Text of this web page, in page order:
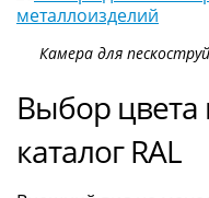
Камера для
Выбор цвета
каталог RAL